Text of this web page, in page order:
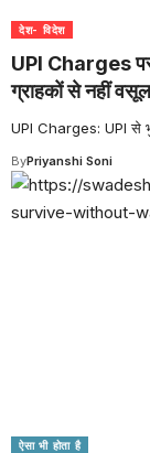
देश- विदेश
UPI Charges पर
ग्राहकों से नहीं
UPI Charges: UPI से
ByPriyanshi Soni
ऐसा भी होता है